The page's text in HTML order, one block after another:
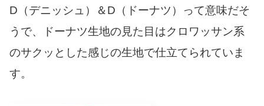
D（デニッシュ）＆D（ドーナツ）って意味だそ
うで、ドーナツ生地の見た目はクロワッサン系
のサクッとした感じの生地で仕立てられていま
す。